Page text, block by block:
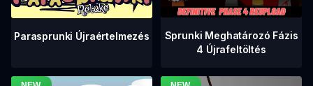
Parasprunki Újraértelmezés
Sprunki Meghatározó Fázis
4 Újrafeltöltés